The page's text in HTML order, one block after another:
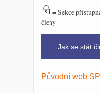
= Sekce
členy
Jak se stát
Původní web